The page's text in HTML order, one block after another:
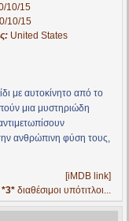
10/15
10/15
United States
με αυτοκίνητο από το
μια μυστηριώδη
ανθρώπινη φύση τους,
[iMDB link]
*3* διαθέσιμοι υπότιτλοι...